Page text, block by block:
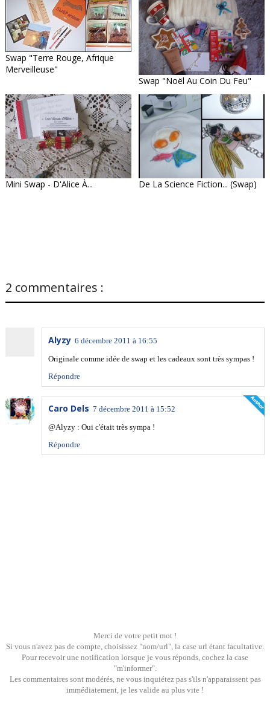
Swap "Terre Rouge, Afrique
Merveilleuse"
Swap "Noël Au Coin Du Feu"
Mini Swap - D'Alice À... De La Science Fiction... (Swap)
2 commentaires :
Alyzy 6 décembre 2011 à 16:55
Originale comme idée de swap et les cadeaux sont très sympas !
Répondre
Caro Dels 7 décembre 2011 à 15:52
@Alyzy : Oui c'était très sympa !
Répondre
Merci de votre petit mot !
Si vous n'avez pas de compte, choisissez "nom/url", la case url étant facultative.
Pour recevoir une notification lorsque je vous réponds, cochez la case
"m'informer".
Les commentaires sont modérés, ne vous inquiétez pas s'ils n'apparaissent pas
immédiatement, je les valide au plus vite !